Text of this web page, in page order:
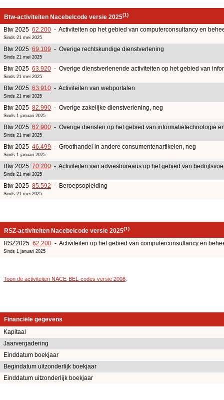
Btw-activiteiten Nacebelcode versie 2025(1)
Btw 2025 62.200 - Activiteiten op het gebied van computerconsultancy en
Sinds 21 mei 2025
Btw 2025 69.109 - Overige rechtskundige dienstverlening
Sinds 21 mei 2025
Btw 2025 63.920 - Overige dienstverlenende activiteiten op het gebied van
Sinds 21 mei 2025
Btw 2025 63.910 - Activiteiten van webportalen
Sinds 21 mei 2025
Btw 2025 82.990 - Overige zakelijke dienstverlening, neg
Sinds 1 januari 2025
Btw 2025 62.900 - Overige diensten op het gebied van informatietechnologie
Sinds 21 mei 2025
Btw 2025 46.499 - Groothandel in andere consumentenartikelen, neg
Sinds 1 januari 2025
Btw 2025 70.200 - Activiteiten van adviesbureaus op het gebied van
Sinds 21 mei 2025
Btw 2025 85.592 - Beroepsopleiding
Sinds 21 mei 2025
RSZ-activiteiten Nacebelcode versie 2025(1)
RSZ2025 62.200 - Activiteiten op het gebied van computerconsultancy en
Sinds 1 januari 2025
Toon de activiteiten NACE-BEL-codes versie 2008
Financiële gegevens
Kapitaal
Jaarvergadering
Einddatum boekjaar
Begindatum uitzonderlijk boekjaar
Einddatum uitzonderlijk boekjaar